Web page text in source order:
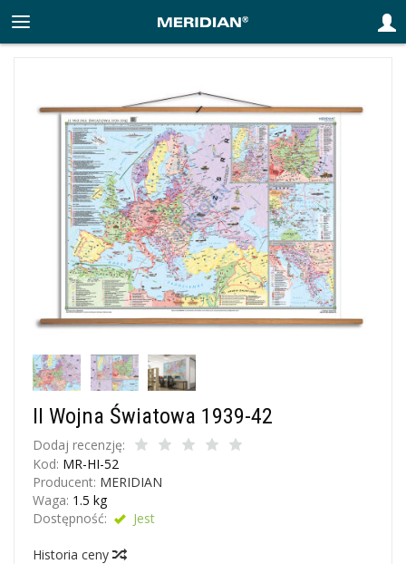
II Wojna Światowa 1939-42
Dodaj recenzję:
Kod: MR-HI-52
Producent: MERIDIAN
Waga: 1.5 kg
Dostępność:
Jest
Historia ceny